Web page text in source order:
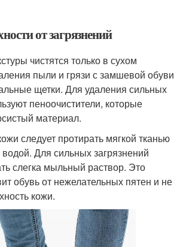
от загрязнений
чистятся только в сухом
пыли и грязи с замшевой обуви
щетки. Для удаления сильных
пеноочистители, которые
материал.
следует протирать мягкой тканью
Для сильных загрязнений
слегка мыльный раствор. Это
обувь от нежелательных пятен и не
кожи.